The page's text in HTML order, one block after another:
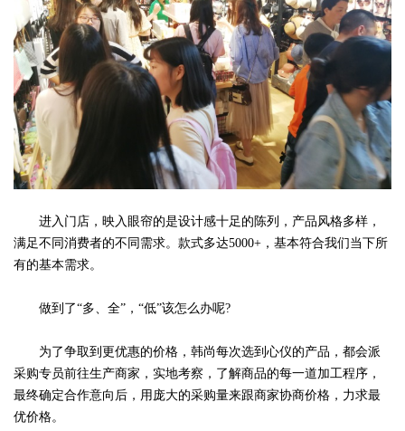
进入门店，映入眼帘的是设计感十足的陈列，产品风格多样，
满足不同消费者的不同需求。款式多达5000+，基本符合我们当下所
有的基本需求。
做到了“多、全”，“低”该怎么办呢?
为了争取到更优惠的价格，韩尚每次选到心仪的产品，都会派
采购专员前往生产商家，实地考察，了解商品的每一道加工程序，
最终确定合作意向后，用庞大的采购量来跟商家协商价格，力求最
优价格。